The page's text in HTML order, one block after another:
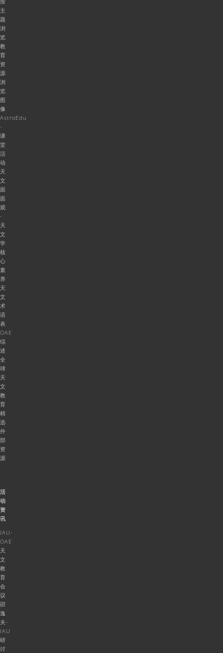
主
题
浏
览
教
育
资
源
浏
览
图
像
AstroEdu
-
课
堂
活
动
天
文
面
面
观
-
天
文
学
核
心
素
养
天
文
术
语
表
OAE
综
述
全
球
天
文
教
育
精
选
外
部
资
源
活
动
资
讯
IAU-
OAE
天
文
教
育
会
议
邵
逸
夫-
IAU
研
讨